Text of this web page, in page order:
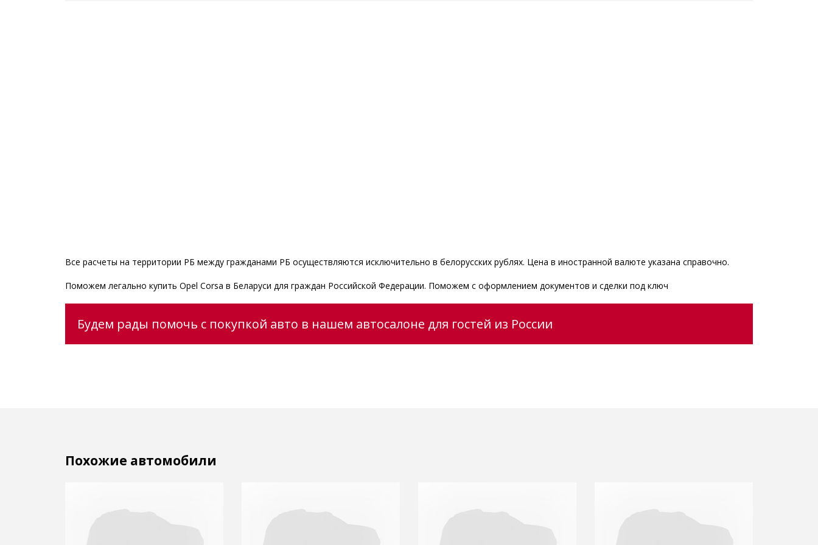
Все расчеты на территории РБ между гражданами РБ осуществляются исключительно в белорусских рублях. Цена в иностранной валюте указана справочно.
Поможем легально купить Opel Corsa в Беларуси для граждан Российской Федерации. Поможем с оформлением документов и сделки под ключ
Будем рады помочь с покупкой авто в нашем автосалоне для гостей из России
Похожие автомобили